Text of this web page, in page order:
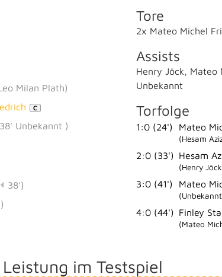
Milan Plath)
C
38' Unbekannt )
38')
Tore
2x Mateo Michel
Assists
Henry Jöck Mateo
Unbekannt
Torfolge
1:0 (24') Mateo
(Hesam
2:0 (33') Hesam
(Henry
3:0 (41') Mateo
4:0 (44') Finley
(Mateo
im Testspiel